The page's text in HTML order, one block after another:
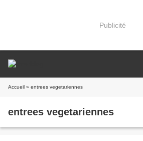
Publicité
Accueil » entrees vegetariennes
entrees vegetariennes